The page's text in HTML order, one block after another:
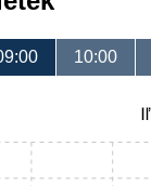
10:00